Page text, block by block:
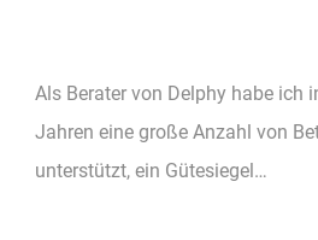
Als Berater von Delphy habe ich
Jahren eine große Anzahl von
unterstützt, ein Gütesiegel…